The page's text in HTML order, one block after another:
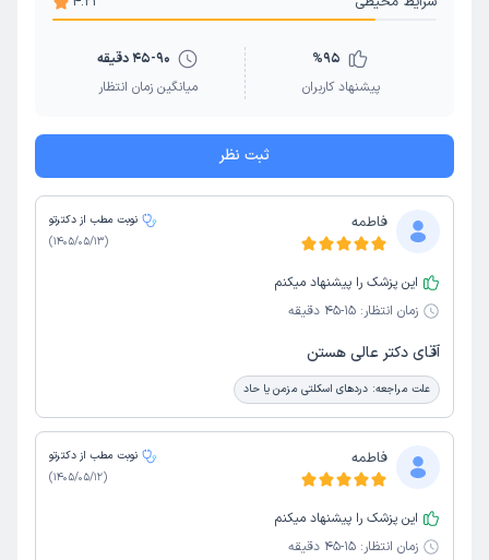
شکستگی دنده
جراحی رباط صلیبی
ورم مفاصل کف پا کودکان %95
پیشنهاد کاربران
45-90 دقیقه
میانگین زمان انتظار
ثبت نظر
فاطمه
نوبت مطب از دکترتو
(
1405/05/13
)
این پزشک را پیشنهاد میکنم
زمان انتظار: 15-45 دقیقه
آقای دکتر عالی هستن
علت مراجعه: دردهای اسکلتی مزمن یا حاد
فاطمه
نوبت مطب از دکترتو
(
1405/05/12
)
این پزشک را پیشنهاد میکنم
زمان انتظار: 15-45 دقیقه